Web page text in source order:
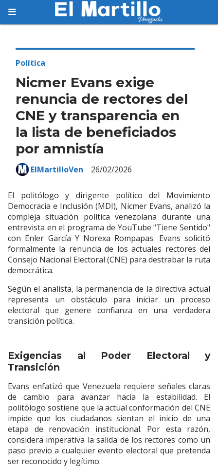
Nicmer Evans exige
renuncia de rectores del
CNE y transparencia en
la lista de beneficiados
por amnistía
Política
26/02/2026
ElMartilloVen
El politólogo y dirigente político del Movimiento
Democracia e Inclusión (MDI), Nicmer Evans, analizó la
compleja situación política venezolana durante una
entrevista en el programa de YouTube "Tiene Sentido"
con Enler García Y Norexa Rompapas. Evans solicitó
formalmente la renuncia de los actuales rectores del
Consejo Nacional Electoral (CNE) para destrabar la ruta
democrática.
Según el analista, la permanencia de la directiva actual
representa un obstáculo para iniciar un proceso
electoral que genere confianza en una verdadera
transición política.
Exigencias al Poder Electoral y
Transición
Evans enfatizó que Venezuela requiere señales claras
de cambio para avanzar hacia la estabilidad. El
politólogo sostiene que la actual conformación del CNE
impide que los ciudadanos sientan el inicio de una
etapa de renovación institucional. Por esta razón,
considera imperativa la salida de los rectores como un
paso previo a cualquier evento electoral que pretenda
ser reconocido y legítimo.
Suscríbete
Suscríbete a nuestro servicio gratuito de
información diaria en tu email.
Suscribirme